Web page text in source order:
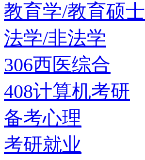
教育学/教育硕士
法学/非法学
306西医综合
408计算机考研
备考心理
考研就业